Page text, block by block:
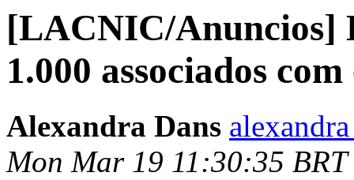
[LACNIC/Anuncios]
1.000 associados
Alexandra Dans
Mon Mar 19 11:30:35 BRT